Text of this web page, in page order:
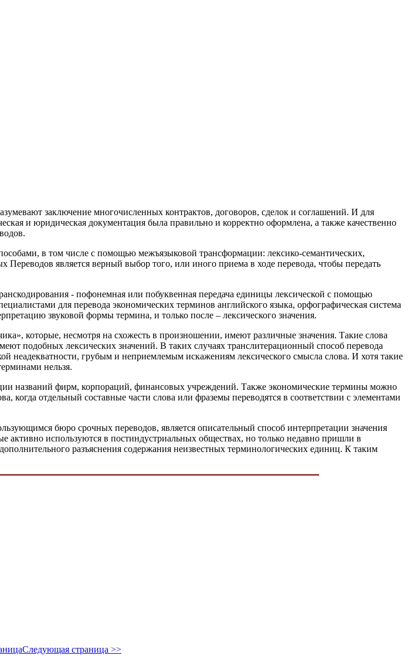
заключение многочисленных контрактов, договоров, сделок и соглашений. И для
и юридическая документация была правильно и корректно оформлена, а также качественно
в том числе с помощью межъязыковой трансформации: лексико-семантических,
Переводов является верный выбор того, или иного приема в ходе перевода, чтобы передать
- пофонемная или побуквенная передача единицы лексической с помощью
для перевода экономических терминов английского языка, орфографическая система
звуковой формы термина, и только после – лексического значения.
которые, несмотря на схожесть в произношении, имеют различные значения. Такие слова
подобных лексических значений. В таких случаях транслитерационный способ перевода
неадекватности, грубым и неприемлемым искажениям лексического смысла слова. И хотя такие
нельзя.
названий фирм, корпораций, финансовых учреждений. Также экономические термины можно
когда отдельный составные части слова или фраземы переводятся в соответствии с элементами
бюро срочных переводов, является описательный способ интерпретации значения
активно используются в постиндустриальных обществах, но только недавно пришли в
разъяснения содержания неизвестных терминологических единиц. К таким
Следующая страница >>